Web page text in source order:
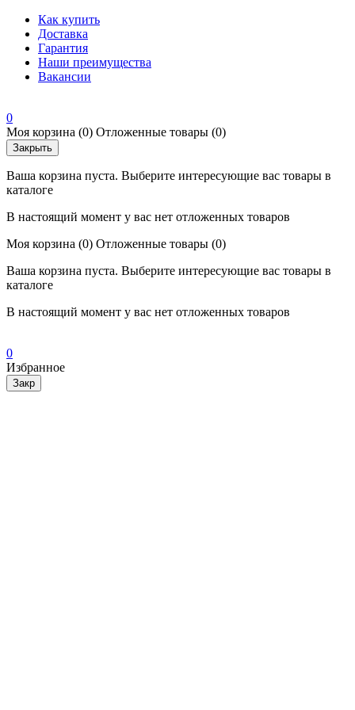
Как купить
Доставка
Гарантия
Наши преимущества
Вакансии
0
Моя корзина (0) Отложенные товары (0)
Закрыть
Ваша корзина пуста. Выберите интересующие вас товары в
каталоге
В настоящий момент у вас нет отложенных товаров
Моя корзина (0) Отложенные товары (0)
Ваша корзина пуста. Выберите интересующие вас товары в
каталоге
В настоящий момент у вас нет отложенных товаров
0
Избранное
Закр